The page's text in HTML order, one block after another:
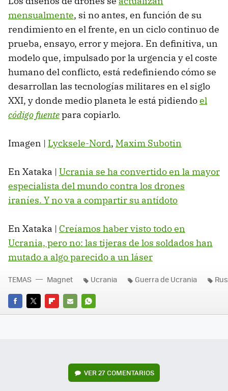
mensualmente, si no antes, en función de su
rendimiento en el frente, en un ciclo continuo de
prueba, ensayo, error y mejora. En definitiva, un
modelo que, impulsado por la urgencia y el coste
humano del conflicto, está redefiniendo cómo se
desarrollan las tecnologías militares en el siglo
XXI, y donde medio planeta le está pidiendoel
código fuentepara copiarlo.
Imagen | Lycksele-Nord, Maxim Subotin
En Xataka | Ucrania se ha convertido en la mayor
especialista del mundo contra los drones
iraníes. Y no va a compartir su antídoto
En Xataka | Creíamos haber visto todo en
Ucrania, pero no: las tijeras de los soldados han
mutado a algo parecido a un láser
FACEBOOK
TWITTERFLIPBOARD
E-
WHATSAPP
TEMAS Magnet Ucrania Guerra de Ucrania
VER 27 COMENTARIOS